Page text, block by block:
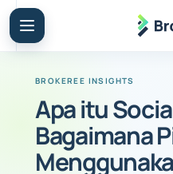
Apa itu
Bagaimana